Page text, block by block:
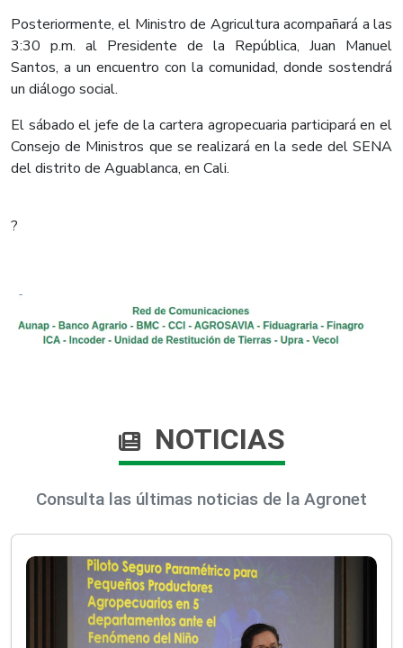
Posteriormente, el Ministro de Agricultura acompañará a las
3:30 p.m. al Presidente de la República, Juan Manuel
Santos, a un encuentro con la comunidad, donde sostendrá
un diálogo social.
El sábado el jefe de la cartera agropecuaria participará en el
Consejo de Ministros que se realizará en la sede del SENA
del distrito de Aguablanca, en Cali.
?
NOTICIAS
Consulta las últimas noticias de la Agronet